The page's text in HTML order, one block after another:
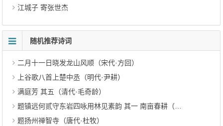
江城子 寄张世杰
随机推荐诗词
二月十一日晓发龙山风顺（宋代·方回）
上谷歌八首上楚中丞（明代·尹耕）
满庭芳 其五（清代·毛奇龄）
题镇远何贰守东岩四咏用林见素韵 其一 南亩春耕（明代·周瑛）
题扬州禅智寺（唐代·杜牧）